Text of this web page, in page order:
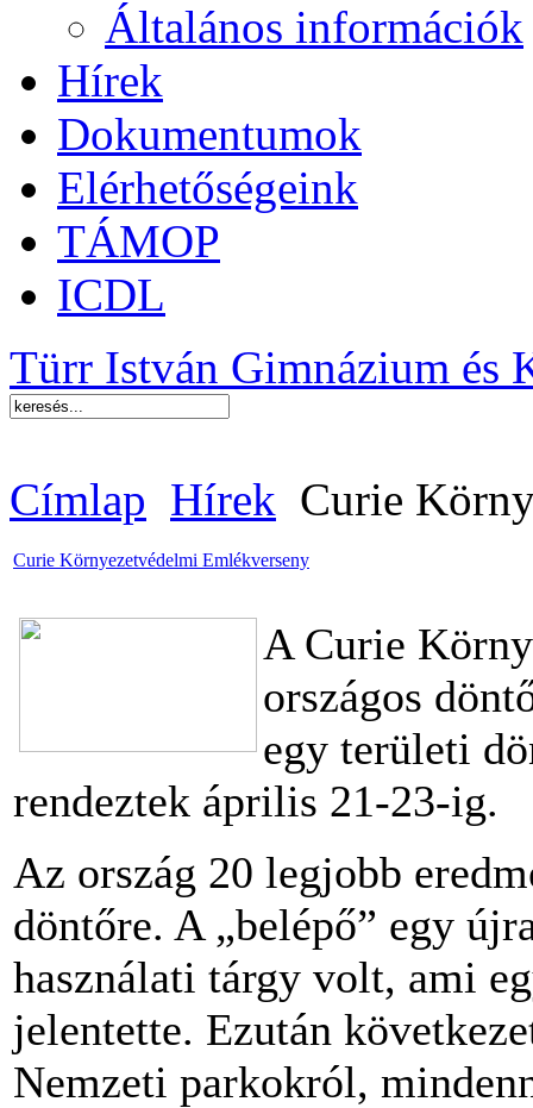
Általános információk
Hírek
Dokumentumok
Elérhetőségeink
TÁMOP
ICDL
Türr István Gimnázium és
Címlap Hírek Curie
Curie Környezetvédelmi Emlékverseny
A Curie
országos
egy területi
rendeztek április 21-23-ig.
Az ország 20 legjobb
döntőre. A „belépő” egy
használati tárgy volt, ami
jelentette. Ezután
Nemzeti parkokról,